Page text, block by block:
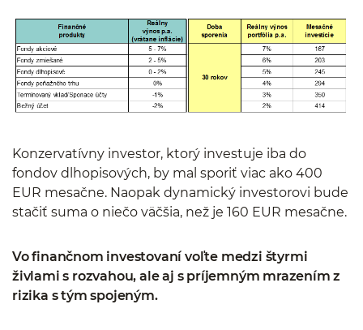
Konzervatívny investor, ktorý investuje iba do
fondov dlhopisových, by mal sporiť viac ako 400
EUR mesačne. Naopak dynamický investorovi bude
stačiť suma o niečo väčšia, než je 160 EUR mesačne.
Vo finančnom investovaní voľte medzi štyrmi
živlami s rozvahou, ale aj s príjemným mrazením z
rizika s tým spojeným.